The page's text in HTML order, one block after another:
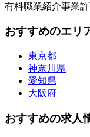
有料職業紹介事業
おすすめのエリ
東京都
神奈川県
愛知県
大阪府
おすすめの求人